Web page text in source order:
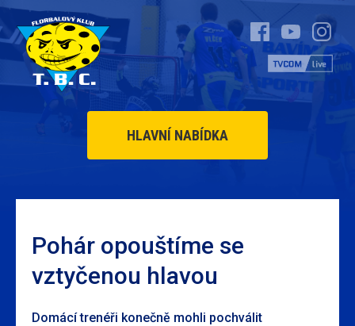
HLAVNÍ NABÍDKA
Pohár opouštíme se
vztyčenou hlavou
Domácí trenéři konečně mohli pochválit